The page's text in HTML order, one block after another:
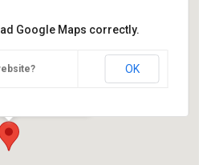
Google Maps correctly.
OK